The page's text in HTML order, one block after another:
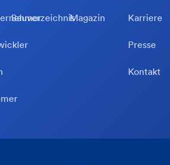
BauverzeichnisMagazin Karriere
Presse
Kontakt